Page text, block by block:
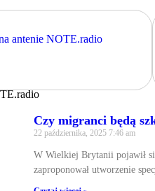
Czy migranci będą
22 października, 2025 7:46 am
W Wielkiej Brytanii pojawił
zaproponował utworzenie